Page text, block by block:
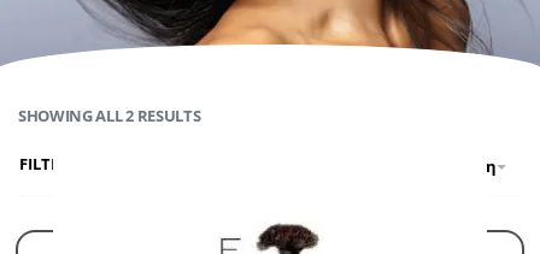
SHOWING ALL 2 RESULTS
Προκαθορισμένη ταξινόμηση
FILTER